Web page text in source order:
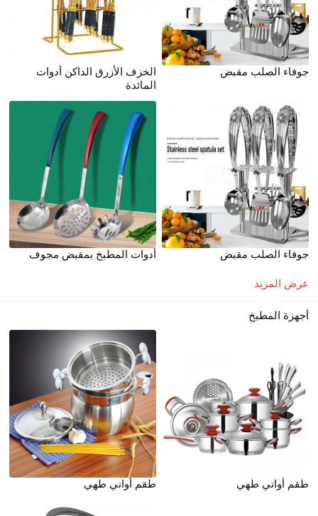
جوفاء الصلب مقبض
الخزف الأزرق الداكن أدوات
المائدة
جوفاء الصلب مقبض أدوات المطبخ بمقبض مجوف
عرض المزيد
أجهزة المطبخ
طقم أواني طهي طقم أواني طهي